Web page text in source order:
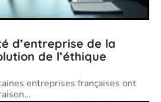
d’entreprise de la
de l’éthique
entreprises françaises ont
…